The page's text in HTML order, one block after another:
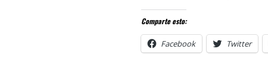
Comparte esto:
Facebook Twitter